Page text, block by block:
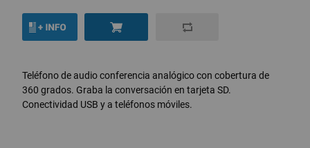
Teléfono de audio conferencia analógico con cobertura de
360 grados. Graba la conversación en tarjeta SD.
Conectividad USB y a teléfonos móviles.